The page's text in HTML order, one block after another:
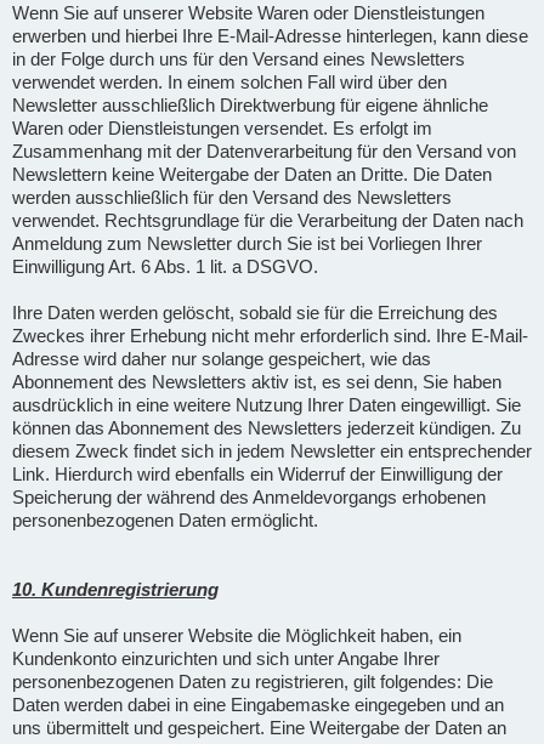
Wenn Sie auf unserer Website Waren oder Dienstleistungen
erwerben und hierbei Ihre E-Mail-Adresse hinterlegen, kann diese
in der Folge durch uns für den Versand eines Newsletters
verwendet werden. In einem solchen Fall wird über den
Newsletter ausschließlich Direktwerbung für eigene ähnliche
Waren oder Dienstleistungen versendet. Es erfolgt im
Zusammenhang mit der Datenverarbeitung für den Versand von
Newslettern keine Weitergabe der Daten an Dritte. Die Daten
werden ausschließlich für den Versand des Newsletters
verwendet. Rechtsgrundlage für die Verarbeitung der Daten nach
Anmeldung zum Newsletter durch Sie ist bei Vorliegen Ihrer
Einwilligung Art. 6 Abs. 1 lit. a DSGVO.
Ihre Daten werden gelöscht, sobald sie für die Erreichung des
Zweckes ihrer Erhebung nicht mehr erforderlich sind. Ihre E-Mail-
Adresse wird daher nur solange gespeichert, wie das
Abonnement des Newsletters aktiv ist, es sei denn, Sie haben
ausdrücklich in eine weitere Nutzung Ihrer Daten eingewilligt. Sie
können das Abonnement des Newsletters jederzeit kündigen. Zu
diesem Zweck findet sich in jedem Newsletter ein entsprechender
Link. Hierdurch wird ebenfalls ein Widerruf der Einwilligung der
Speicherung der während des Anmeldevorgangs erhobenen
personenbezogenen Daten ermöglicht.
10. Kundenregistrierung
Wenn Sie auf unserer Website die Möglichkeit haben, ein
Kundenkonto einzurichten und sich unter Angabe Ihrer
personenbezogenen Daten zu registrieren, gilt folgendes: Die
Daten werden dabei in eine Eingabemaske eingegeben und an
uns übermittelt und gespeichert. Eine Weitergabe der Daten an